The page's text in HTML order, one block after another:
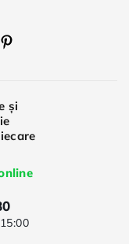
Zuty
Pinterest